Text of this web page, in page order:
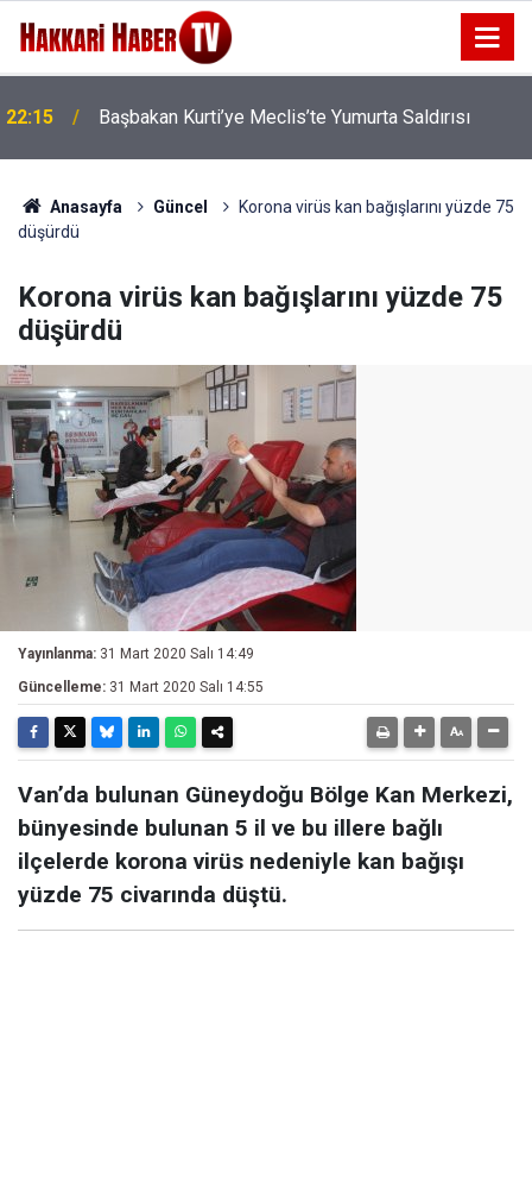
22:15 Başbakan Kurti’ye Meclis’te Yumurta Saldırısı
22:07 İran'dan Hürmüz Boğazı İçin Yeni Şart
Anasayfa Güncel
Korona virüs kan bağışlarını yüzde 75
düşürdü
Korona virüs kan bağışlarını yüzde 75
düşürdü
Yayınlanma: 31 Mart 2020 Salı 14:49
Güncelleme: 31 Mart 2020 Salı 14:55
Van’da bulunan Güneydoğu Bölge Kan Merkezi,
bünyesinde bulunan 5 il ve bu illere bağlı
ilçelerde korona virüs nedeniyle kan bağışı
yüzde 75 civarında düştü.